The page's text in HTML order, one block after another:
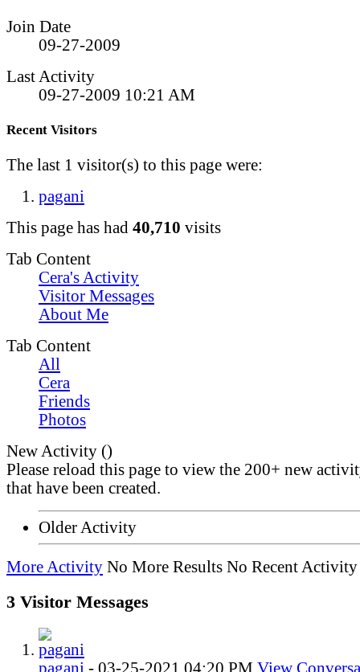
Join Date
09-27-2009
Last Activity
09-27-2009 10:21 AM
Recent Visitors
The last 1 visitor(s) to this page were:
pagani
This page has had 40,710 visits
Tab Content
Cera's Activity
Visitor Messages
About Me
Tab Content
All
Cera
Friends
Photos
New Activity ()
Please reload this page to view the 200+ new
that have been created.
Older Activity
More Activity No More Results No Recent Activity
3 Visitor Messages
pagani - 03-25-2021 04:20 PM View